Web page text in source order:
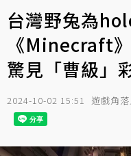
台灣野兔為
《Minecraft
驚見「曹級」
2024-10-02 15:51 遊戲角